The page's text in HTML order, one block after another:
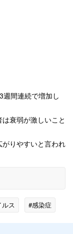
間連続で増加し
衰弱が激しいこと
りやすいと言われ
ス #感染症